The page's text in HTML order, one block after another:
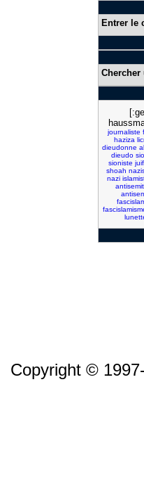
Entrer le
Chercher
[:ge
journaliste
haziza
dieudonne
dieudo
sioniste juif
shoah
nazi
Copyright ©